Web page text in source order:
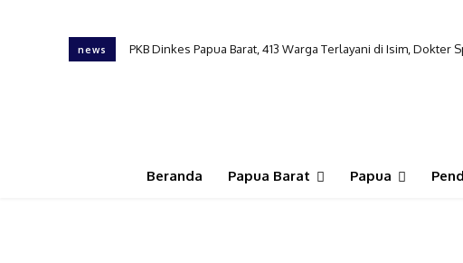
news PKB Dinkes Papua Barat, 413 Warga Terlayani di Isim, Dokter
Beranda Papua Barat Papua